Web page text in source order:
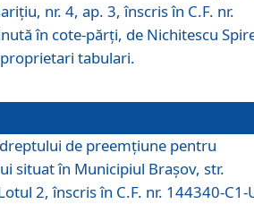
nr. 4, ap. 3, înscris în C.F. nr.
în cote-părți, de Nichitescu
tabulari.
de preemţiune pentru
situat în Municipiul Braşov, str.
2, înscris în C.F. nr. 144340-C1-